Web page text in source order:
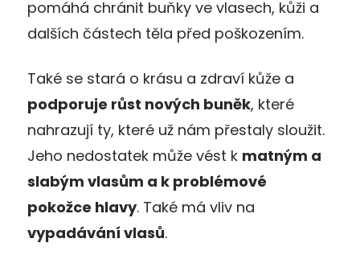
pomáhá chránit buňky ve vlasech, kůži a
dalších částech těla před poškozením.
Také se stará o krásu a zdraví kůže a
podporuje růst nových buněk, které
nahrazují ty, které už nám přestaly sloužit.
Jeho nedostatek může vést k matným a
slabým vlasům a k problémové
pokožce hlavy. Také má vliv na
vypadávání vlasů.